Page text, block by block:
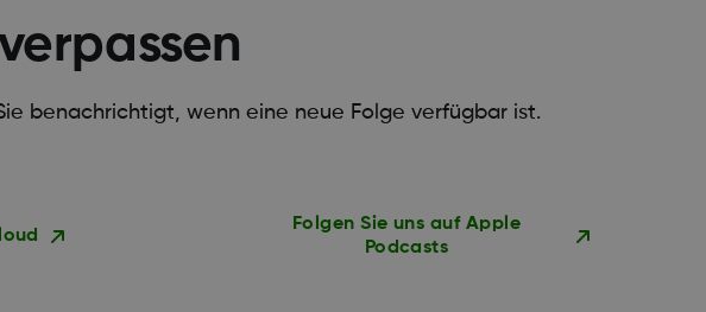
benachrichtigt, wenn eine neue Folge verfügbar ist.
Folgen Sie uns auf Apple
Podcasts